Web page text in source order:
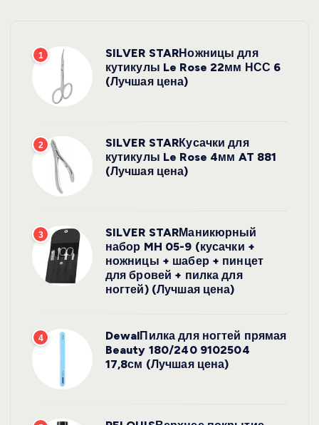
1
SILVER STARНожницы для
кутикулы Le Rose 22мм НСС 6
(Лучшая цена)
2
SILVER STARКусачки для
кутикулы Le Rose 4мм AT 881
(Лучшая цена)
3
SILVER STARМаникюрный
набор MH 05-9 (кусачки +
ножницы + шабер + пинцет
для бровей + пилка для
ногтей) (Лучшая цена)
4
DewalПилка для ногтей прямая
Beauty 180/240 9102504
17,8см (Лучшая цена)